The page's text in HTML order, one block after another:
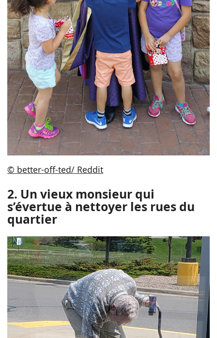
© better-off-ted/ Reddit
2. Un vieux monsieur qui
s’évertue à nettoyer les rues du
quartier